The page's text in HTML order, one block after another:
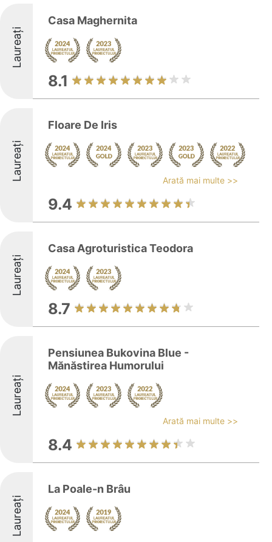
Laureați
Casa Maghernita
8.1
Laureați
Floare De Iris
Arată mai multe >>
9.4
Laureați
Casa Agroturistica Teodora
8.7
Laureați
Pensiunea Bukovina Blue -
Mănăstirea Humorului
Arată mai multe >>
8.4
Laureați
La Poale-n Brâu